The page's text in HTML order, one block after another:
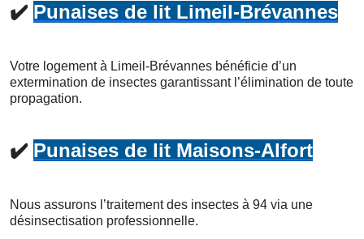
✔️ Punaises de lit Limeil-Brévannes
Votre logement à Limeil-Brévannes bénéficie d’un
extermination de insectes garantissant l’élimination de toute
propagation.
✔️ Punaises de lit Maisons-Alfort
Nous assurons l’traitement des insectes à 94 via une
désinsectisation professionnelle.